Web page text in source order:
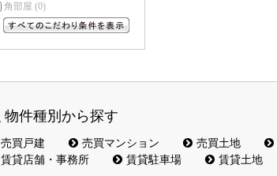
角部屋 (0)
物件種別から探す
売買戸建 売買マンション 売買土地
賃貸店舗・事務所
賃貸駐車場 賃貸土地